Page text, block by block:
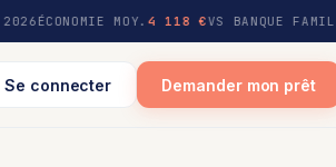
2026 ÉCONOMIE MOY. 4 118 €VS BANQUE
Se connecter Demander mon prêt